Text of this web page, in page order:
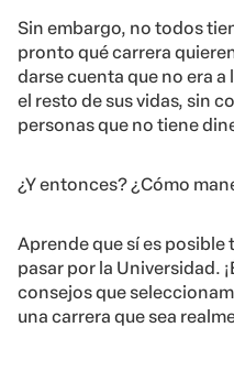
Sin embargo, no todos
pronto qué carrera
darse cuenta que no era
el resto de sus vidas, sin
personas que no tiene
¿Y entonces? ¿Cómo
Aprende que sí es
pasar por la Universidad.
consejos que
una carrera que sea